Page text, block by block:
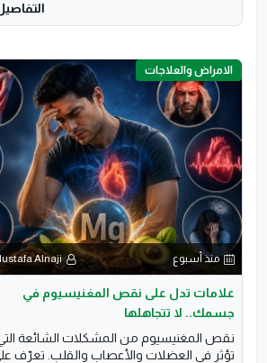
الامراض والعلاجات
منذ أسبوع Alnaji
علامات تدل على نقص المغنيسيوم في
جسمك.. لا تتجاهلها
نقص المغنيسيوم من المشكلات الشائعة
تؤثر في العضلات والأعصاب والقلب. تعرّف